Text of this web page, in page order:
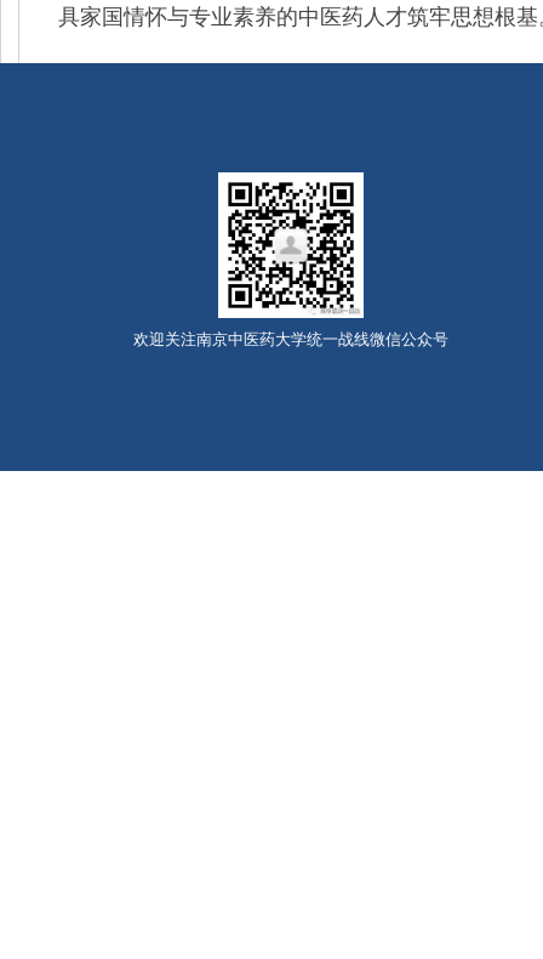
具家国情怀与专业素养的中医药人才筑牢思想根基
欢迎关注南京中医药大学统一战线微信公众号